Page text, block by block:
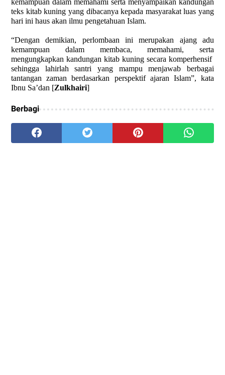
teks kitab kuning yang dibacanya kepada masyarakat luas yang
hari ini haus akan ilmu pengetahuan Islam.
“Dengan demikian, perlombaan ini merupakan ajang adu
kemampuan dalam membaca, memahami, serta
mengungkapkan kandungan kitab kuning secara komperhensif
sehingga lahirlah santri yang mampu menjawab berbagai
tantangan zaman berdasarkan perspektif ajaran Islam”, kata
Ibnu Sa’dan [Zulkhairi]
Berbagi